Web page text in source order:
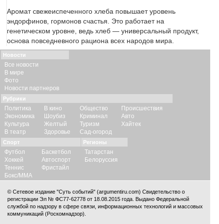
Аромат свежеиспеченного хлеба повышает уровень
эндорфинов, гормонов счастья. Это работает на
генетическом уровне, ведь хлеб — универсальный продукт,
основа повседневного рациона всех народов мира.
Новости
Все новости
В мире
Фото
Новости партнеров
Рубрики
Политика
Экономика
Культура
В театр
В кино
Шоубиз
Желтый
Здоровье
Общество
Криминал
Туризм
Сад-огород
Происшествия
Авто
Хайтек
Спорт
Футбол
Хоккей
Теннис
Бокс/ММА
Баскетбол
Автоспорт
Фристайл
Регионы
Татарстан
Белоруссия
© Сетевое издание "Суть событий" (argumentiru.com) Свидетельство о
регистрации Эл № ФС77-62778 от 18.08.2015 года. Выдано Федеральной
службой по надзору в сфере связи, информационных технологий и массовых
коммуникаций (Роскомнадзор).